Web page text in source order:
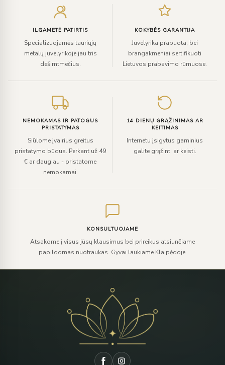
ILGAMETĖ PATIRTIS
Specializuojamės tauriųjų
metalų juvelyrikoje jau tris
dešimtmečius.
KOKYBĖS GARANTIJA
Juvelyrika prabuota, bei
brangakmeniai sertifikuoti
Lietuvos prabavimo rūmuose.
NEMOKAMAS IR PATOGUS
PRISTATYMAS
Siūlome įvairius greitus
pristatymo būdus. Perkant už 49
€ ar daugiau - pristatome
nemokamai.
14 DIENŲ GRĄŽINIMAS AR
KEITIMAS
Internetu įsigytus gaminius
galite grąžinti ar keisti.
KONSULTUOJAME
Atsakome į visus jūsų klausimus bei prireikus atsiunčiame
papildomas nuotraukas. Gyvai laukiame Klaipėdoje.